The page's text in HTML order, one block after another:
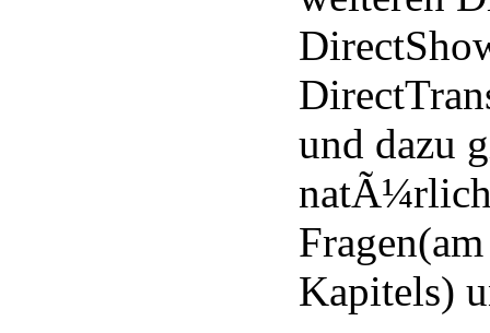
und dazu
Kapitels)